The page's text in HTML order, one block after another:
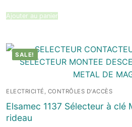
Ajouter au panier
SALE!
ELECTRICITÉ, CONTRÔLES D'ACCÈS
Elsamec 1137 Sélecteur à clé
rideau